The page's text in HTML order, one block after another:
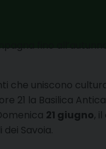
fino
che uniscono
21 la Basilica
21 giugno,
Savoia.